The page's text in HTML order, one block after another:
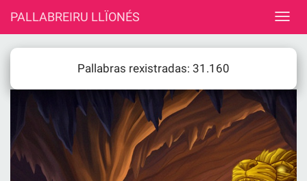
PALLABREIRU LLÏONÉS
Pallabras rexistradas: 31.160